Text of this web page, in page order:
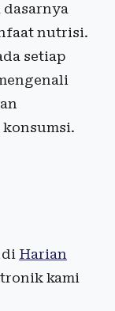
dasarnya
nutrisi.
setiap
di Harian
kami